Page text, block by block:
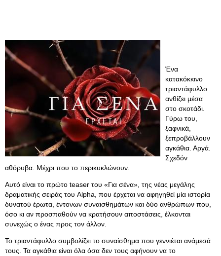
Ένα
κατακόκκινο
τριαντάφυλλο
ανθίζει μέσα
στο σκοτάδι.
Γύρω του,
ξαφνικά,
ξεπροβάλλουν
αγκάθια. Αργά.
Σχεδόν
αθόρυβα. Μέχρι που το περικυκλώνουν.
Αυτό είναι το πρώτο teaser του «Για σένα», της νέας μεγάλης
δραματικής σειράς του Alpha, που έρχεται να αφηγηθεί μία ιστορία
δυνατού έρωτα, έντονων συναισθημάτων και δύο ανθρώπων που,
όσο κι αν προσπαθούν να κρατήσουν αποστάσεις, έλκονται
συνεχώς ο ένας προς τον άλλον.
Το τριαντάφυλλο συμβολίζει το συναίσθημα που γεννιέται ανάμεσά
τους. Τα αγκάθια είναι όλα όσα δεν τους αφήνουν να το